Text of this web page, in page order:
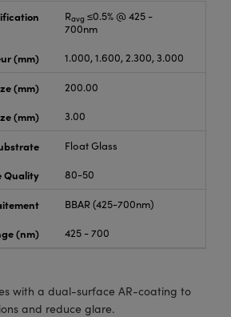
Ravg ≤0.5% @ 425 -
700nm
(mm)
1.000, 1.600, 2.300, 3.000
(mm)
200.00
(mm)
3.00
Float Glass
Quality
80-50
BBAR (425-700nm)
(nm)
425 - 700
with a dual-surface AR-coating to
and reduce glare.